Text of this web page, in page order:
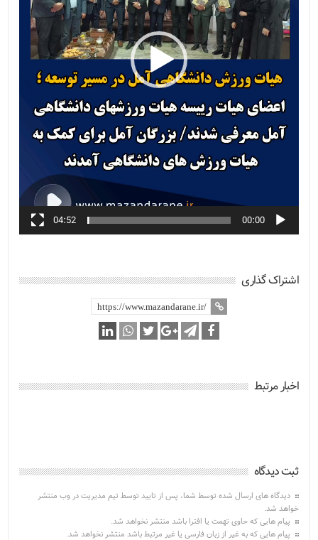
00:00
04:52
اشتراک گذاری
اخبار مرتبط
ثبت دیدگاه
دیدگاه های ارسال شده توسط شما، پس از تایید توسط تیم مدیریت در وب منتشر
خواهد شد.
پیام هایی که حاوی تهمت یا افترا باشد منتشر نخواهد شد.
پیام هایی که به غیر از زبان فارسی یا غیر مرتبط باشد منتشر نخواهد شد.